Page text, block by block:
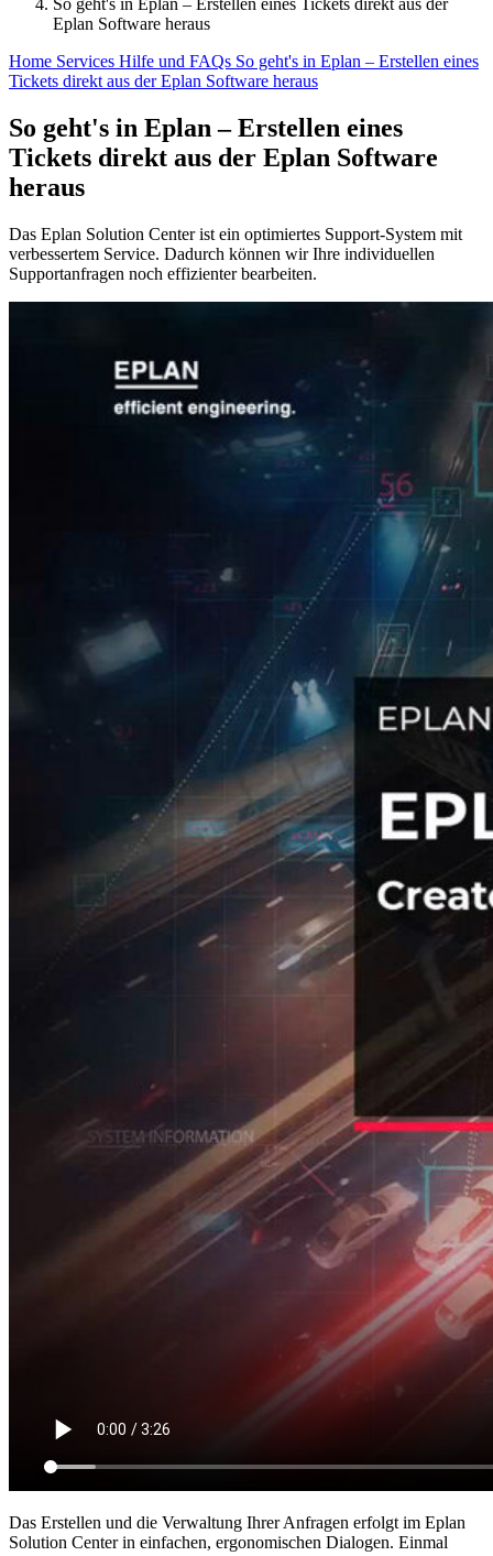
So geht's in Eplan – Erstellen eines Tickets direkt aus der
Eplan Software heraus
Home Services Hilfe und FAQs So geht's in Eplan – Erstellen eines
Tickets direkt aus der Eplan Software heraus
So geht's in Eplan – Erstellen eines
Tickets direkt aus der Eplan Software
heraus
Das Eplan Solution Center ist ein optimiertes Support-System mit
verbessertem Service. Dadurch können wir Ihre individuellen
Supportanfragen noch effizienter bearbeiten.
Das Erstellen und die Verwaltung Ihrer Anfragen erfolgt im Eplan
Solution Center in einfachen, ergonomischen Dialogen. Einmal